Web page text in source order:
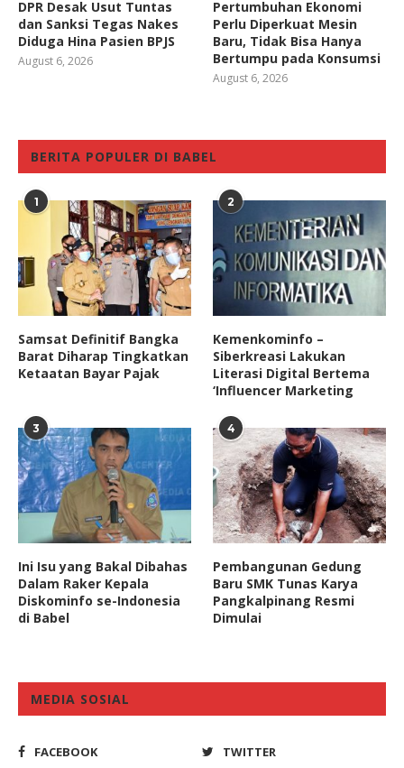
DPR Desak Usut Tuntas
dan Sanksi Tegas Nakes
Diduga Hina Pasien BPJS
August 6, 2026
Pertumbuhan Ekonomi
Perlu Diperkuat Mesin
Baru, Tidak Bisa Hanya
Bertumpu pada Konsumsi
August 6, 2026
BERITA POPULER DI BABEL
1
Samsat Definitif Bangka
Barat Diharap Tingkatkan
Ketaatan Bayar Pajak
2
Kemenkominfo –
Siberkreasi Lakukan
Literasi Digital Bertema
‘Influencer Marketing
3
Ini Isu yang Bakal Dibahas
Dalam Raker Kepala
Diskominfo se-Indonesia
di Babel
4
Pembangunan Gedung
Baru SMK Tunas Karya
Pangkalpinang Resmi
Dimulai
MEDIA SOSIAL
FACEBOOK
TWITTER